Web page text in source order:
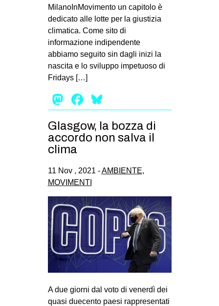
MONDO
EVENTI
in
ms
MilanoInMovimento un capitolo è
dedicato alle lotte per la giustizia
climatica. Come sito di
informazione indipendente
abbiamo seguito sin dagli inizi la
nascita e lo sviluppo impetuoso di
Fridays […]
Mastodon
Facebook
Glasgow, la bozza di
accordo non salva il
clima
11 Nov , 2021 -AMBIENTE,
MOVIMENTI
A due giorni dal voto di venerdì dei
quasi duecento paesi rappresentati